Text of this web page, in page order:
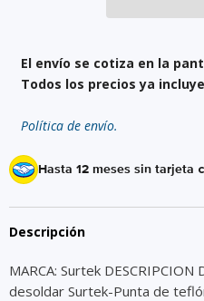
El envío se cotiza en la
Todos los precios ya
Política de envío.
Hasta 12 meses sin tarjeta
Descripción
MARCA: Surtek
desoldar Surtek-Punta de